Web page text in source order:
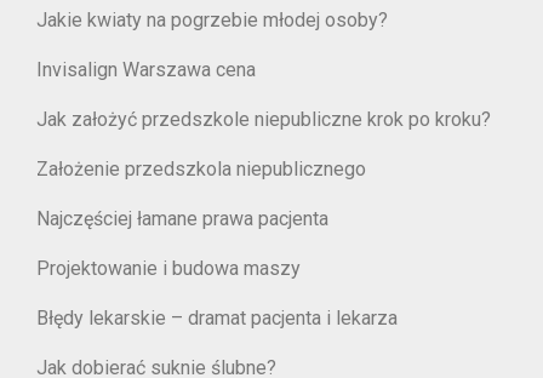
Jakie kwiaty na pogrzebie młodej osoby?
Invisalign Warszawa cena
Jak założyć przedszkole niepubliczne krok po kroku?
Założenie przedszkola niepublicznego
Najczęściej łamane prawa pacjenta
Projektowanie i budowa maszy
Błędy lekarskie – dramat pacjenta i lekarza
Jak dobierać suknie ślubne?